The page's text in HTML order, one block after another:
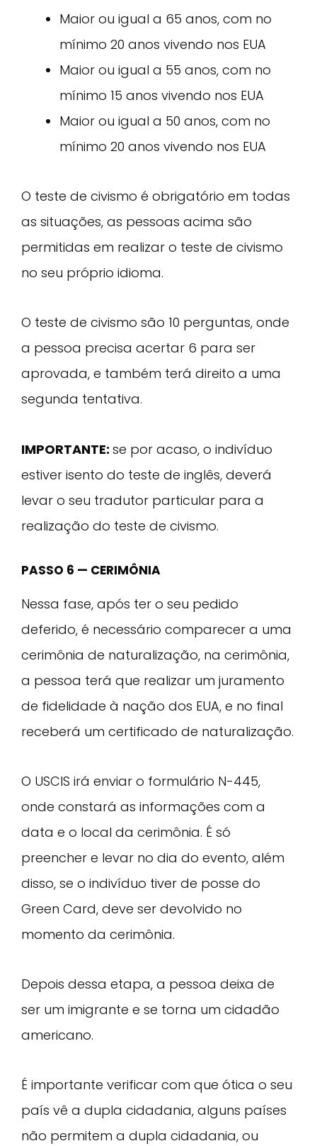
Maior ou igual a 65 anos, com no
mínimo 20 anos vivendo nos EUA
Maior ou igual a 55 anos, com no
mínimo 15 anos vivendo nos EUA
Maior ou igual a 50 anos, com no
mínimo 20 anos vivendo nos EUA
O teste de civismo é obrigatório em todas
as situações, as pessoas acima são
permitidas em realizar o teste de civismo
no seu próprio idioma.
O teste de civismo são 10 perguntas, onde
a pessoa precisa acertar 6 para ser
aprovada, e também terá direito a uma
segunda tentativa.
IMPORTANTE: se por acaso, o indivíduo
estiver isento do teste de inglês, deverá
levar o seu tradutor particular para a
realização do teste de civismo.
PASSO 6 — CERIMÔNIA
Nessa fase, após ter o seu pedido
deferido, é necessário comparecer a uma
cerimônia de naturalização, na cerimônia,
a pessoa terá que realizar um juramento
de fidelidade à nação dos EUA, e no final
receberá um certificado de naturalização.
O USCIS irá enviar o formulário N-445,
onde constará as informações com a
data e o local da cerimônia. É só
preencher e levar no dia do evento, além
disso, se o indivíduo tiver de posse do
Green Card, deve ser devolvido no
momento da cerimônia.
Depois dessa etapa, a pessoa deixa de
ser um imigrante e se torna um cidadão
americano.
É importante verificar com que ótica o seu
país vê a dupla cidadania, alguns países
não permitem a dupla cidadania, ou